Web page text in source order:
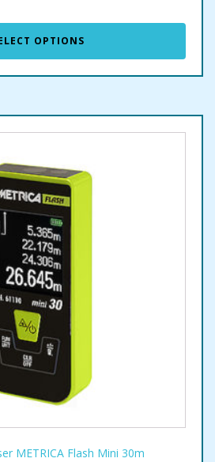
OPTIONS
METRICA Flash Mini 30m